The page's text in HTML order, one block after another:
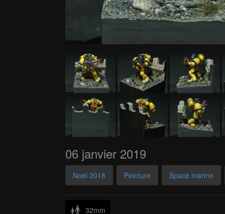
06 janvier 2019
Noël 2018 Peinture Space marine
32mm